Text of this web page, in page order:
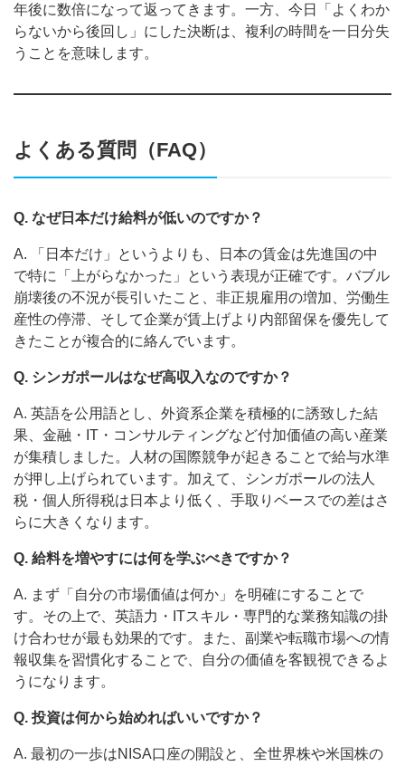
年後に数倍になって返ってきます。一方、今日「よくわか
らないから後回し」にした決断は、複利の時間を一日分失
うことを意味します。
よくある質問（FAQ）
Q. なぜ日本だけ給料が低いのですか？
A. 「日本だけ」というよりも、日本の賃金は先進国の中
で特に「上がらなかった」という表現が正確です。バブル
崩壊後の不況が長引いたこと、非正規雇用の増加、労働生
産性の停滞、そして企業が賃上げより内部留保を優先して
きたことが複合的に絡んでいます。
Q. シンガポールはなぜ高収入なのですか？
A. 英語を公用語とし、外資系企業を積極的に誘致した結
果、金融・IT・コンサルティングなど付加価値の高い産業
が集積しました。人材の国際競争が起きることで給与水準
が押し上げられています。加えて、シンガポールの法人
税・個人所得税は日本より低く、手取りベースでの差はさ
らに大きくなります。
Q. 給料を増やすには何を学ぶべきですか？
A. まず「自分の市場価値は何か」を明確にすることで
す。その上で、英語力・ITスキル・専門的な業務知識の掛
け合わせが最も効果的です。また、副業や転職市場への情
報収集を習慣化することで、自分の価値を客観視できるよ
うになります。
Q. 投資は何から始めればいいですか？
A. 最初の一歩はNISA口座の開設と、全世界株や米国株の